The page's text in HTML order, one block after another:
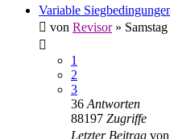
Variable
von Revisor»
1
2
3
36 Antworten
88197 Zugriffe
Letzter Beitrag von